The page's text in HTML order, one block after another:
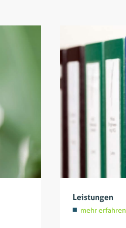
Leistungen
mehr erfahren